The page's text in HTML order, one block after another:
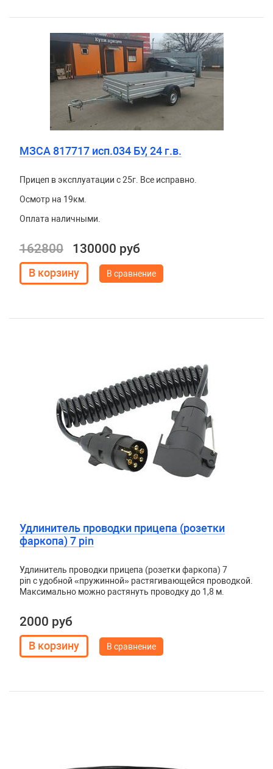
МЗСА 817717 исп.034 БУ, 24 г.в.
Прицеп в эксплуатации с 25г. Все исправно.
Осмотр на 19км.
Оплата наличными.
162800 130000 руб
В сравнение
Удлинитель проводки прицепа (розетки
фаркопа) 7 pin
Удлинитель проводки прицепа (розетки фаркопа) 7
pin с удобной «пружинной» растягивающейся проводкой.
Максимально можно растянуть проводку до 1,8 м.
2000 руб
В сравнение